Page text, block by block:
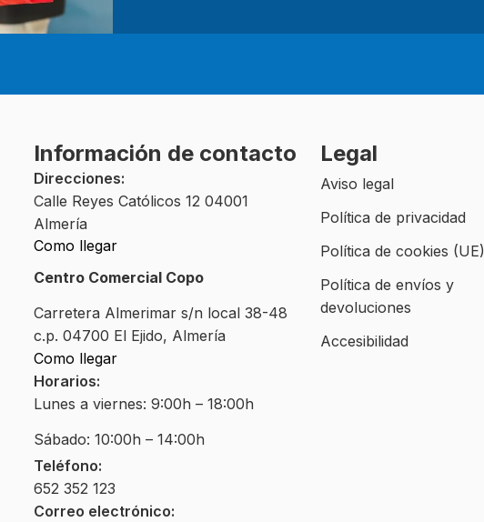
Información de contacto
Direcciones:
Calle Reyes Católicos 12 04001
Almería
Como llegar
Centro Comercial Copo
Carretera Almerimar s/n local 38-48
c.p. 04700 El Ejido, Almería
Como llegar
Horarios:
Lunes a viernes: 9:00h – 18:00h
Sábado: 10:00h – 14:00h
Teléfono:
652 352 123
Correo electrónico:
Legal
Aviso legal
Política de privacidad
Política de cookies (UE)
Política de envíos y
devoluciones
Accesibilidad